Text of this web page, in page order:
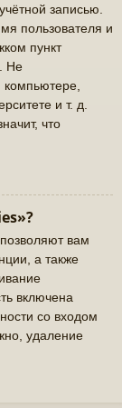
записью.
пользователя и
пункт
Не
и т. д.
что
вам
а также
включена
со входом
удаление